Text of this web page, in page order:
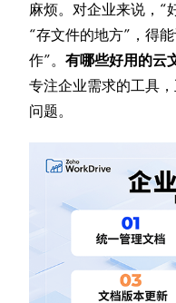
麻烦。对企业来说，“
“存文件的地方”，得
作”。有哪些好用的云
专注企业需求的工具
问题。